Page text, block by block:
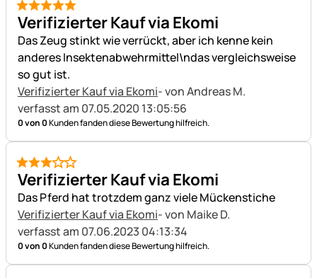
5 von 5
Verifizierter Kauf via Ekomi
Das Zeug stinkt wie verrückt, aber ich kenne kein
anderes Insektenabwehrmittel\ndas vergleichsweise
so gut ist.
Verifizierter Kauf via Ekomi- von Andreas M.
verfasst am 07.05.2020 13:05:56
0 von 0Kunden fanden diese Bewertung hilfreich.
3 von 5
Verifizierter Kauf via Ekomi
Das Pferd hat trotzdem ganz viele Mückenstiche
Verifizierter Kauf via Ekomi- von Maike D.
verfasst am 07.06.2023 04:13:34
0 von 0Kunden fanden diese Bewertung hilfreich.